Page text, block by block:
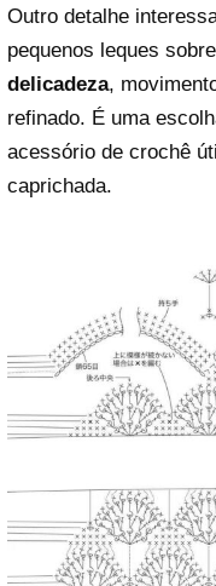
Outro detalhe
pequenos leques
delicadeza,
refinado. É uma
acessório de crochê
caprichada.